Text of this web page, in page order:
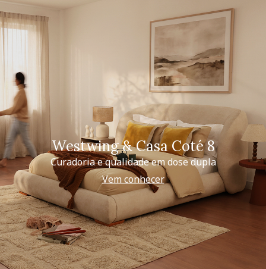
Westwing & Casa Coté 8
Curadoria e qualidade em dose dupla
Vem conhecer